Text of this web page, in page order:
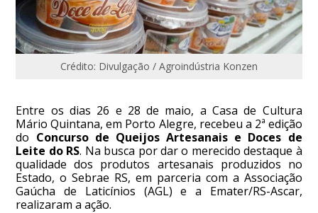
Crédito: Divulgação / Agroindústria Konzen
Entre os dias 26 e 28 de maio, a Casa de Cultura
Mário Quintana, em Porto Alegre, recebeu a 2ª edição
do Concurso de Queijos Artesanais e Doces de
Leite do RS. Na busca por dar o merecido destaque à
qualidade dos produtos artesanais produzidos no
Estado, o Sebrae RS, em parceria com a Associação
Gaúcha de Laticínios (AGL) e a Emater/RS-Ascar,
realizaram a ação.